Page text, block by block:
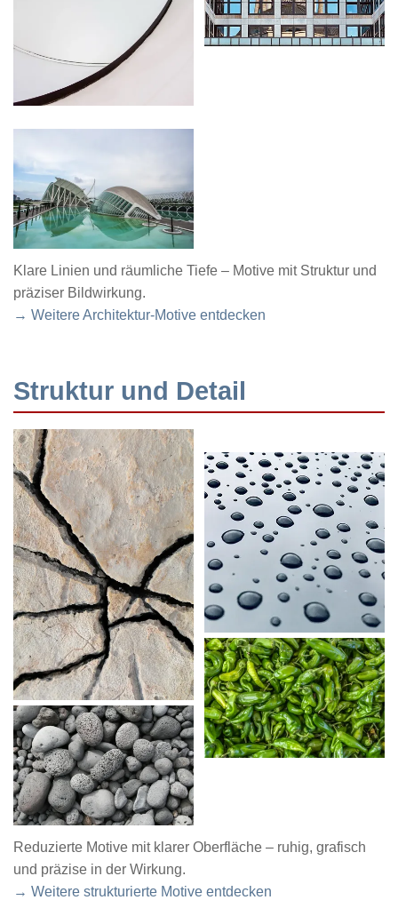
Klare Linien und räumliche Tiefe – Motive mit Struktur und
präziser Bildwirkung.
→ Weitere Architektur-Motive entdecken
Struktur und Detail
Reduzierte Motive mit klarer Oberfläche – ruhig, grafisch
und präzise in der Wirkung.
→ Weitere strukturierte Motive entdecken